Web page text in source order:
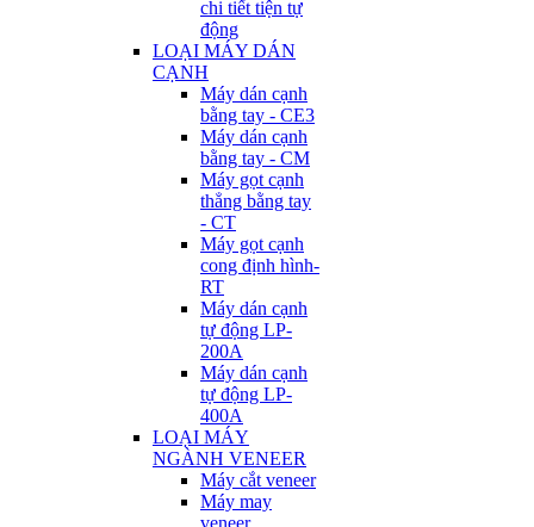
chi tiết tiện tự
động
LOẠI MÁY DÁN
CẠNH
Máy dán cạnh
bằng tay - CE3
Máy dán cạnh
bằng tay - CM
Máy gọt cạnh
thẳng bằng tay
- CT
Máy gọt cạnh
cong định hình-
RT
Máy dán cạnh
tự động LP-
200A
Máy dán cạnh
tự động LP-
400A
LOẠI MÁY
NGÀNH VENEER
Máy cắt veneer
Máy may
veneer